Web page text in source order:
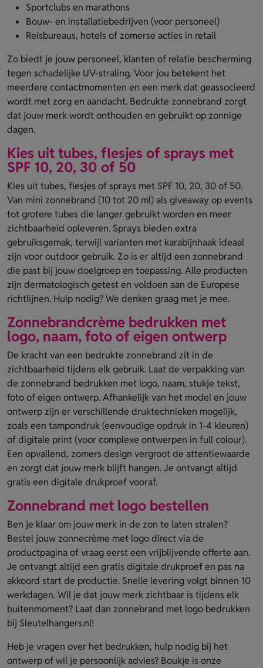
Sportclubs en marathons
Bouw- en installatiebedrijven (voor personeel)
Reisbureaus, hotels of zomerse acties in retail
Zo biedt je jouw personeel, klanten of relatie bescherming
tegen schadelijke UV-straling. Voor jou betekent het
meerdere contactmomenten en een merk dat geassocieerd
wordt met zorg en aandacht. Bedrukte zonnebrand zorgt
dat jouw merk wordt onthouden en gebruikt op zonnige
dagen.
Kies uit tubes, flesjes of sprays met
SPF 10, 20, 30 of 50
Kies uit tubes, flesjes of sprays met SPF 10, 20, 30 of 50.
Van mini zonnebrand (10 tot 20 ml) als giveaway op events
tot grotere tubes die langer gebruikt worden en meer
zichtbaarheid opleveren. Sprays bieden extra
gebruiksgemak, terwijl varianten met karabijnhaak ideaal
zijn voor outdoor gebruik. Zo is er altijd een zonnebrand
die past bij jouw doelgroep en toepassing. Alle producten
zijn dermatologisch getest en voldoen aan de Europese
richtlijnen. Hulp nodig? We denken graag met je mee.
Zonnebrandcrème bedrukken met
logo, naam, foto of eigen ontwerp
De kracht van een bedrukte zonnebrand zit in de
zichtbaarheid tijdens elk gebruik. Laat de verpakking van
de zonnebrand bedrukken met logo, naam, stukje tekst,
foto of eigen ontwerp. Afhankelijk van het model en jouw
ontwerp zijn er verschillende druktechnieken mogelijk,
zoals een tampondruk (eenvoudige opdruk in 1-4 kleuren)
of digitale print (voor complexe ontwerpen in full colour).
Een opvallend, zomers design vergroot de attentiewaarde
en zorgt dat jouw merk blijft hangen. Je ontvangt altijd
gratis een digitale drukproef vooraf.
Zonnebrand met logo bestellen
Ben je klaar om jouw merk in de zon te laten stralen?
Bestel jouw zonnecrème met logo direct via de
productpagina of vraag eerst een vrijblijvende offerte aan.
Je ontvangt altijd een gratis digitale drukproef en pas na
akkoord start de productie. Snelle levering volgt binnen 10
werkdagen. Wil je dat jouw merk zichtbaar is tijdens elk
buitenmoment? Laat dan zonnebrand met logo bedrukken
bij Sleutelhangers.nl!
Heb je vragen over het bedrukken, hulp nodig bij het
ontwerp of wil je persoonlijk advies? Boukje is onze